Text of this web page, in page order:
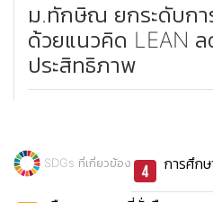
ม.ทักษิณ ยกระดับกา
ด้วยแนวคิด LEAN
ประสิทธิภาพ
SDGs ที่เกี่ยวข้อง การศึก